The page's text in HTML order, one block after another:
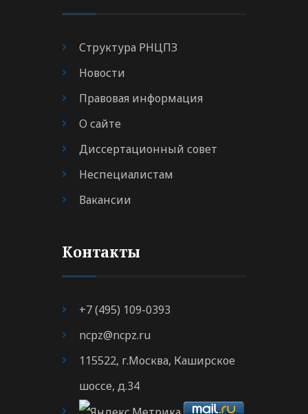
Структура РНЦПЗ
Новости
Правовая информация
О сайте
Диссертационный совет
Неспециалистам
Вакансии
Контакты
+7 (495) 109-0393
ncpz@ncpz.ru
115522, г.Москва, Каширское
шоссе, д.34